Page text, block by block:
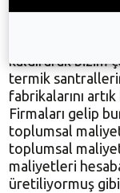
Nükleer
olacağını
kaldırarak bizim
termik
fabrikalarını
Firmaları gelip
toplumsal
toplumsal
maliyetleri
üretiliyormuş